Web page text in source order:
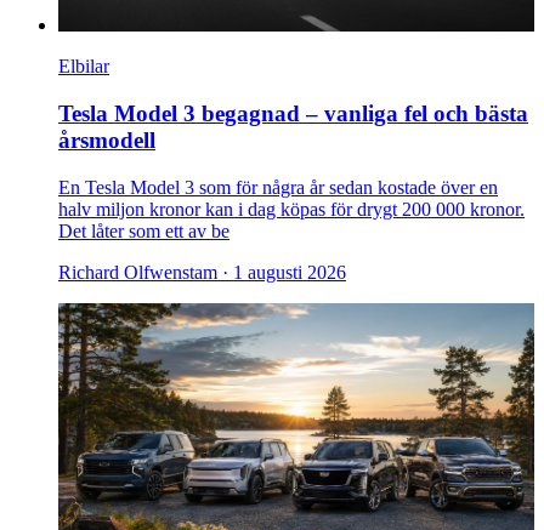
Elbilar
Tesla Model 3 begagnad – vanliga fel och bästa
årsmodell
En Tesla Model 3 som för några år sedan kostade över en
halv miljon kronor kan i dag köpas för drygt 200 000 kronor.
Det låter som ett av be
Richard Olfwenstam · 1 augusti 2026